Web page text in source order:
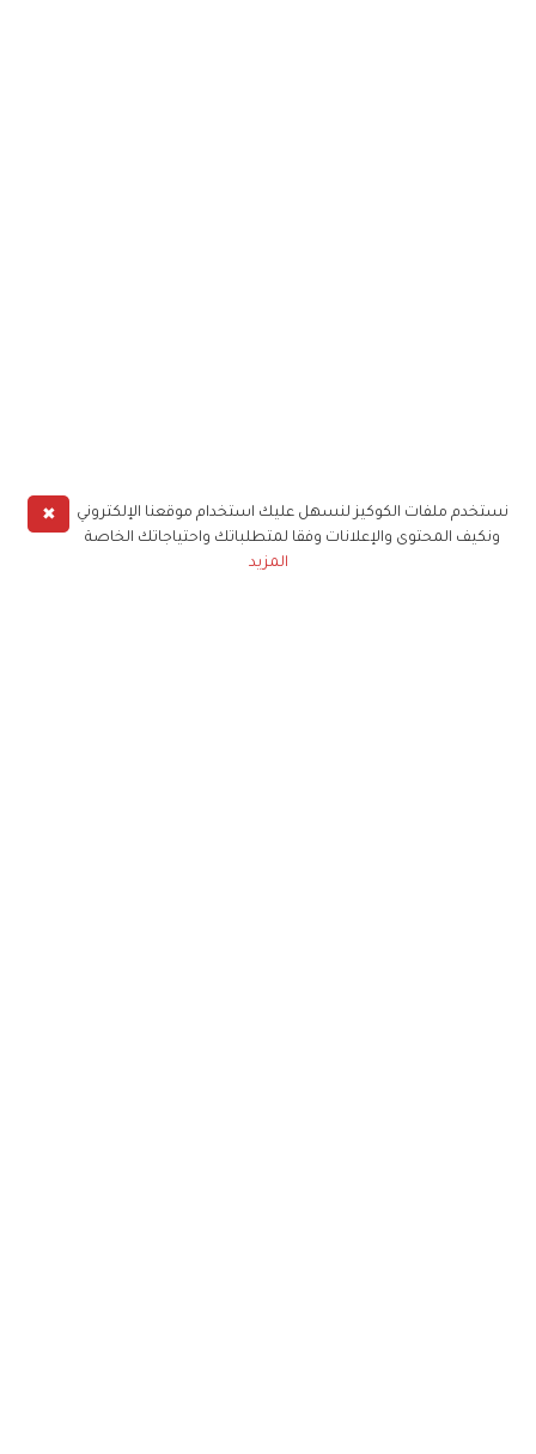
✖
نستخدم ملفات الكوكيز لنسهل عليك استخدام موقعنا الإلكتروني
ونكيف المحتوى والإعلانات وفقا لمتطلباتك واحتياجاتك الخاصة
المزيد